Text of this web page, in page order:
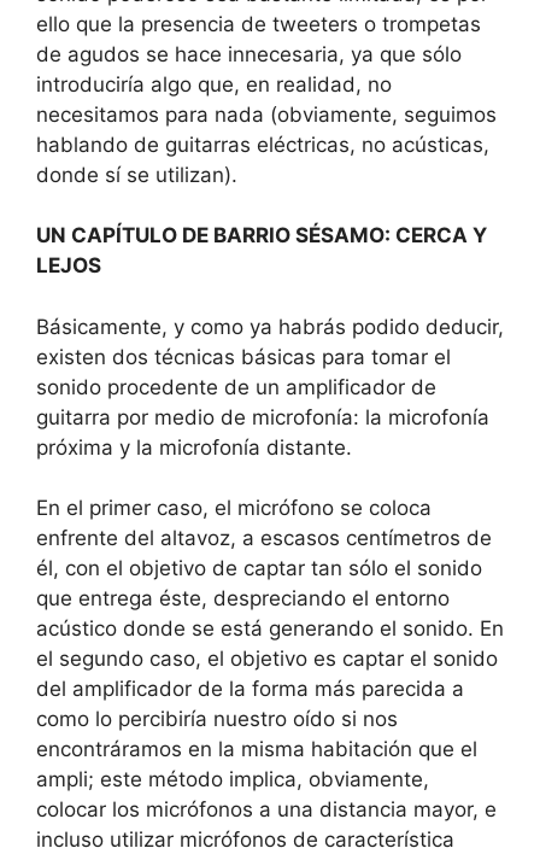
ello que la presencia de tweeters o trompetas
de agudos se hace innecesaria, ya que sólo
introduciría algo que, en realidad, no
necesitamos para nada (obviamente, seguimos
hablando de guitarras eléctricas, no acústicas,
donde sí se utilizan).
UN CAPÍTULO DE BARRIO SÉSAMO: CERCA Y
LEJOS
Básicamente, y como ya habrás podido deducir,
existen dos técnicas básicas para tomar el
sonido procedente de un amplificador de
guitarra por medio de microfonía: la microfonía
próxima y la microfonía distante.
En el primer caso, el micrófono se coloca
enfrente del altavoz, a escasos centímetros de
él, con el objetivo de captar tan sólo el sonido
que entrega éste, despreciando el entorno
acústico donde se está generando el sonido. En
el segundo caso, el objetivo es captar el sonido
del amplificador de la forma más parecida a
como lo percibiría nuestro oído si nos
encontráramos en la misma habitación que el
ampli; este método implica, obviamente,
colocar los micrófonos a una distancia mayor, e
incluso utilizar micrófonos de característica